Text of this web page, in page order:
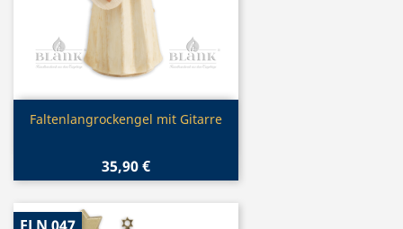
Vorschau
Faltenlangrockengel mit Gitarre
35,90 €